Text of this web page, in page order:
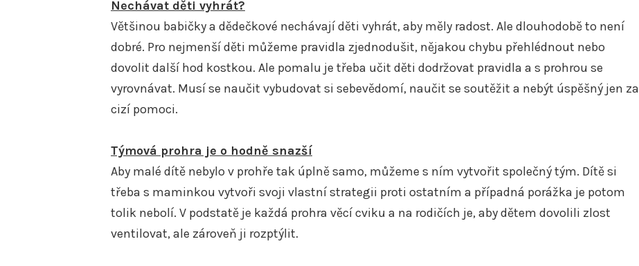
Nechávat děti vyhrát?
Většinou babičky a dědečkové nechávají děti vyhrát, aby měly radost. Ale dlouhodobě to není
dobré. Pro nejmenší děti můžeme pravidla zjednodušit, nějakou chybu přehlédnout nebo
dovolit další hod kostkou. Ale pomalu je třeba učit děti dodržovat pravidla a s prohrou se
vyrovnávat. Musí se naučit vybudovat si sebevědomí, naučit se soutěžit a nebýt úspěšný jen za
cizí pomoci.
Týmová prohra je o hodně snazší
Aby malé dítě nebylo v prohře tak úplně samo, můžeme s ním vytvořit společný tým. Dítě si
třeba s maminkou vytvoři svoji vlastní strategii proti ostatním a případná porážka je potom
tolik nebolí. V podstatě je každá prohra věcí cviku a na rodičích je, aby dětem dovolili zlost
ventilovat, ale zároveň ji rozptýlit.